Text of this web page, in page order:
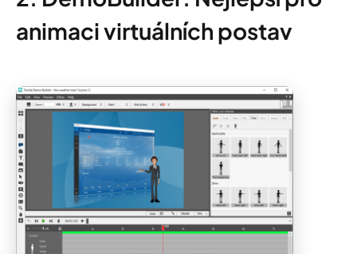
animaci virtuálních postav